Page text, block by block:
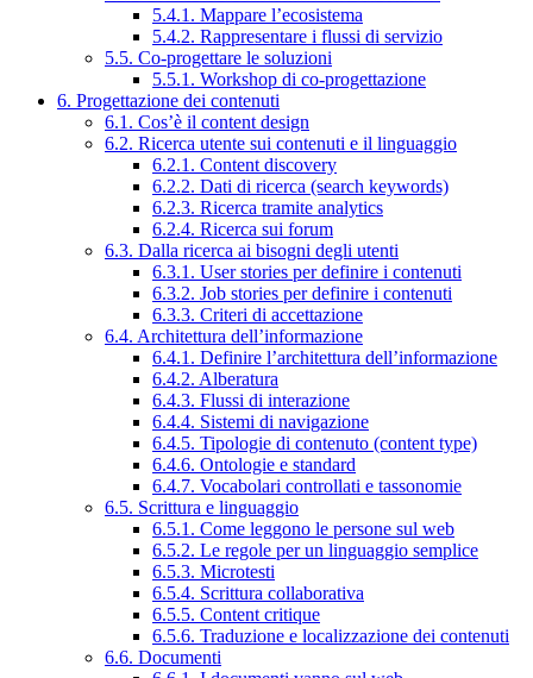
5.4.1. Mappare l’ecosistema
5.4.2. Rappresentare i flussi di servizio
5.5. Co-progettare le soluzioni
5.5.1. Workshop di co-progettazione
6. Progettazione dei contenuti
6.1. Cos’è il content design
6.2. Ricerca utente sui contenuti e il linguaggio
6.2.1. Content discovery
6.2.2. Dati di ricerca (search keywords)
6.2.3. Ricerca tramite analytics
6.2.4. Ricerca sui forum
6.3. Dalla ricerca ai bisogni degli utenti
6.3.1. User stories per definire i contenuti
6.3.2. Job stories per definire i contenuti
6.3.3. Criteri di accettazione
6.4. Architettura dell’informazione
6.4.1. Definire l’architettura dell’informazione
6.4.2. Alberatura
6.4.3. Flussi di interazione
6.4.4. Sistemi di navigazione
6.4.5. Tipologie di contenuto (content type)
6.4.6. Ontologie e standard
6.4.7. Vocabolari controllati e tassonomie
6.5. Scrittura e linguaggio
6.5.1. Come leggono le persone sul web
6.5.2. Le regole per un linguaggio semplice
6.5.3. Microtesti
6.5.4. Scrittura collaborativa
6.5.5. Content critique
6.5.6. Traduzione e localizzazione dei contenuti
6.6. Documenti